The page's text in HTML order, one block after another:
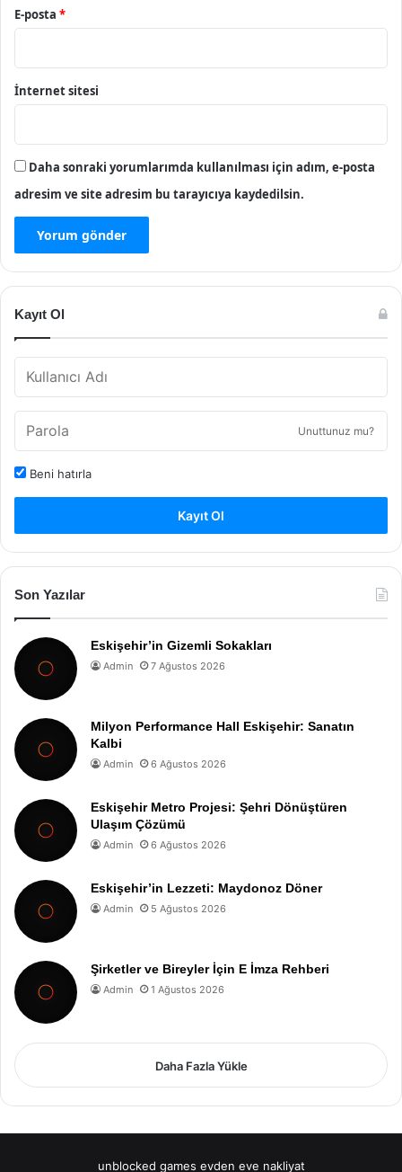
E-posta *
İnternet sitesi
Daha sonraki yorumlarımda kullanılması için adım, e-posta
adresim ve site adresim bu tarayıcıya kaydedilsin.
Kayıt Ol
Unuttunuz mu?
Beni hatırla
Kayıt Ol
Son Yazılar
Eskişehir’in Gizemli Sokakları
Admin 7 Ağustos 2026
Milyon Performance Hall Eskişehir: Sanatın
Kalbi
Admin 6 Ağustos 2026
Eskişehir Metro Projesi: Şehri Dönüştüren
Ulaşım Çözümü
Admin 6 Ağustos 2026
Eskişehir’in Lezzeti: Maydonoz Döner
Admin 5 Ağustos 2026
Şirketler ve Bireyler İçin E İmza Rehberi
Admin 1 Ağustos 2026
Daha Fazla Yükle
unblocked games evden eve nakliyat